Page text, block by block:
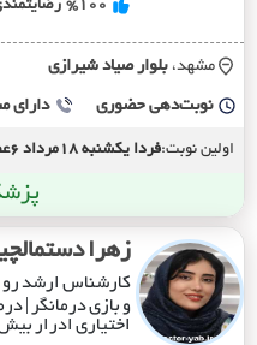
%100
مشهد، بلوار صياد شيرازي
نوبت‌دهی حضوری دارای
اولین نوبت:فردا یکشنبه 18مرداد 6عصر
زهرا
کارشناس ارشد
و بازی درمانگر |
اختیاری ادرار